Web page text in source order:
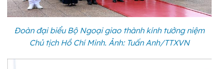
Đoàn đại biểu Bộ Ngoại giao thành kính tưởng niệm
Chủ tịch Hồ Chí Minh. Ảnh: Tuấn Anh/TTXVN